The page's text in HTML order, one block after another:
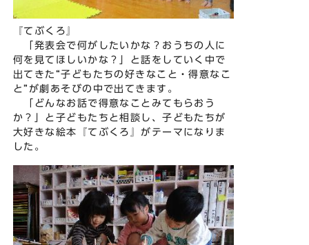
『てぶくろ』
「発表会で何がしたいかな？おうちの人に
何を見てほしいかな？」と話をしていく中で
出てきた“子どもたちの好きなこと・得意なこ
と”が劇あそびの中で出てきます。
「どんなお話で得意なことみてもらおう
か？」と子どもたちと相談し、子どもたちが
大好きな絵本『てぶくろ』がテーマになりま
した。